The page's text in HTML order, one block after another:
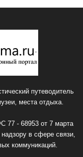
путеводитель
места отдыха.
77 - 68953 от 7 марта
в сфере связи,
коммуникаций.